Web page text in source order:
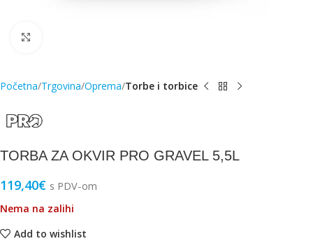
Početna Trgovina Oprema Torbe i torbice
TORBA ZA OKVIR PRO GRAVEL 5,5L
119,40€ s PDV-om
Nema na zalihi
Add to wishlist